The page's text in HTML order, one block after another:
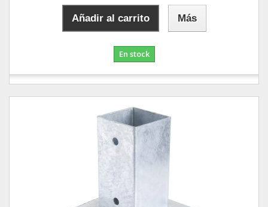
Añadir al carrito Más
En stock